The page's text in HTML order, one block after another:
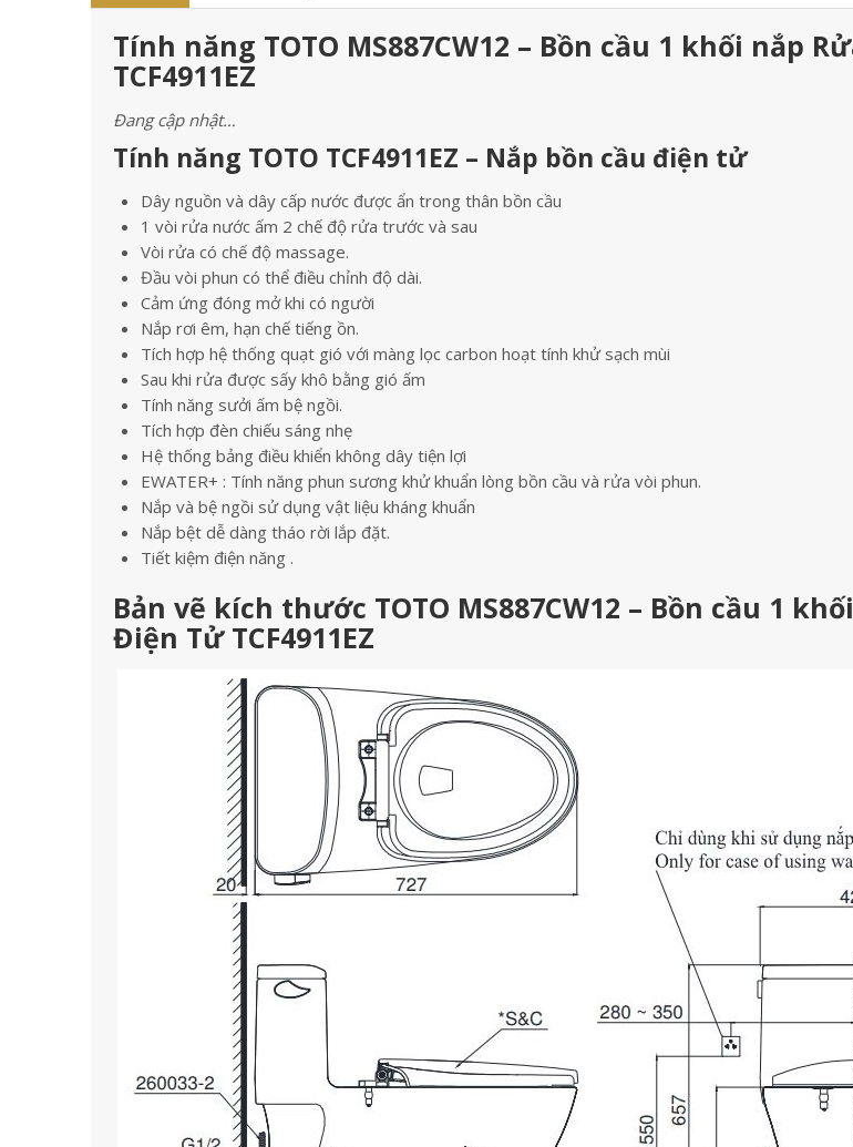
Tính năng TOTO MS887CW12 – Bồn cầu 1 khối nắp
TCF4911EZ
Đang cập nhật…
Tính năng TOTO TCF4911EZ – Nắp bồn cầu điện tử
Dây nguồn và dây cấp nước được ẩn trong thân bồn cầu
1 vòi rửa nước ấm 2 chế độ rửa trước và sau
Vòi rửa có chế độ massage.
Đầu vòi phun có thể điều chỉnh độ dài.
Cảm ứng đóng mở khi có người
Nắp rơi êm, hạn chế tiếng ồn.
Tích hợp hệ thống quạt gió với màng lọc carbon hoạt tính khử sạch mùi
Sau khi rửa được sấy khô bằng gió ấm
Tính năng sưởi ấm bệ ngồi.
Tích hợp đèn chiếu sáng nhẹ
Hệ thống bảng điều khiển không dây tiện lợi
EWATER+ : Tính năng phun sương khử khuẩn lòng bồn cầu và rửa vòi phun.
Nắp và bệ ngồi sử dụng vật liệu kháng khuẩn
Nắp bệt dễ dàng tháo rời lắp đặt.
Tiết kiệm điện năng .
Bản vẽ kích thước TOTO MS887CW12 – Bồn cầu 1
Điện Tử TCF4911EZ